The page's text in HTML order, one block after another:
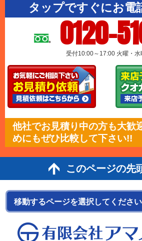
タップですぐにお電
0120-
受付10:00～17:00 火曜・水
他社でお見積り中の方も大歓
めにもぜひ比較して下さい!!
このページの先